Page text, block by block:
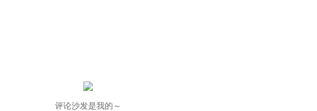
评论沙发是我的～